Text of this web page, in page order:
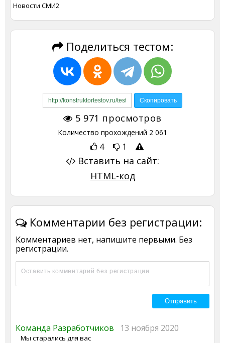
Новости СМИ2
Поделиться тестом:
5 971 просмотров
Количество прохождений 2 061
4 1
Вставить на сайт:
HTML-код
Комментарии без регистрации:
Комментариев нет, напишите первыми. Без
регистрации.
Команда Разработчиков 13 ноября 2020
Мы старались для вас